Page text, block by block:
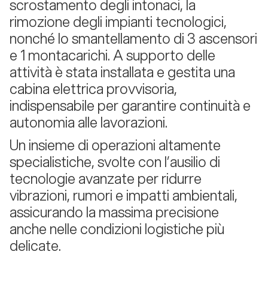
scrostamento degli intonaci, la
rimozione degli impianti tecnologici,
nonché lo smantellamento di 3 ascensori
e 1 montacarichi. A supporto delle
attività è stata installata e gestita una
cabina elettrica provvisoria,
indispensabile per garantire continuità e
autonomia alle lavorazioni.
Un insieme di operazioni altamente
specialistiche, svolte con l’ausilio di
tecnologie avanzate per ridurre
vibrazioni, rumori e impatti ambientali,
assicurando la massima precisione
anche nelle condizioni logistiche più
delicate.